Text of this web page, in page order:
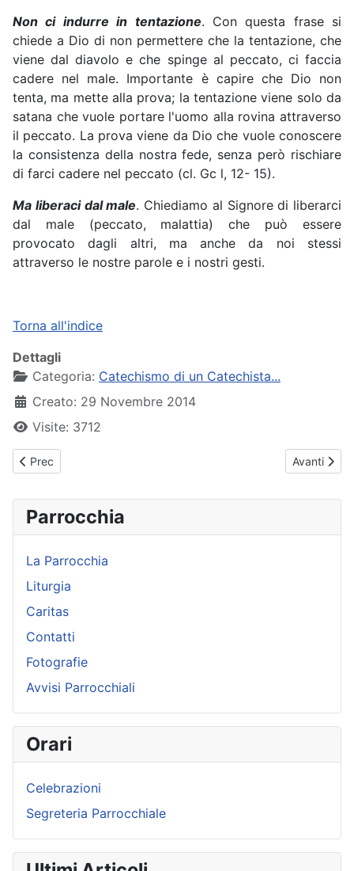
Non ci indurre in tentazione. Con questa frase si
chiede a Dio di non permettere che la tentazione, che
viene dal diavolo e che spinge al peccato, ci faccia
cadere nel male. Importante è capire che Dio non
tenta, ma mette alla prova; la tentazione viene solo da
satana che vuole portare l'uomo alla rovina attraverso
il peccato. La prova viene da Dio che vuole conoscere
la consistenza della nostra fede, senza però rischiare
di farci cadere nel peccato (cl. Gc l, 12- 15).
Ma liberaci dal male. Chiediamo al Signore di liberarci
dal male (peccato, malattia) che può essere
provocato dagli altri, ma anche da noi stessi
attraverso le nostre parole e i nostri gesti.
Torna all'indice
Dettagli
Categoria: Catechismo di un Catechista...
Creato: 29 Novembre 2014
Visite: 3712
Articolo precedente: 06 - Il segno della croce
Prec Articolo
Avanti
Parrocchia
La Parrocchia
Liturgia
Caritas
Contatti
Fotografie
Avvisi Parrocchiali
Orari
Celebrazioni
Segreteria Parrocchiale